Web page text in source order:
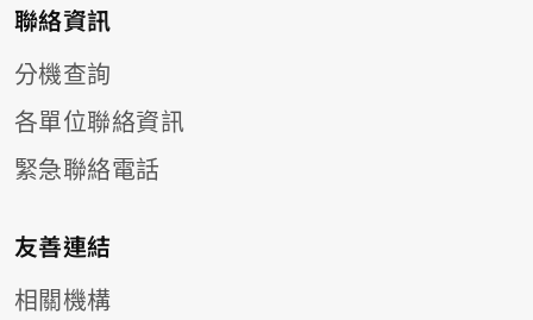
聯絡資訊
分機查詢
各單位聯絡資訊
緊急聯絡電話
友善連結
相關機構